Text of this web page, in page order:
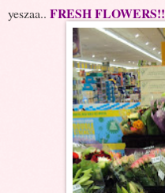
yeszaa.. FRESH FLOWERS!!